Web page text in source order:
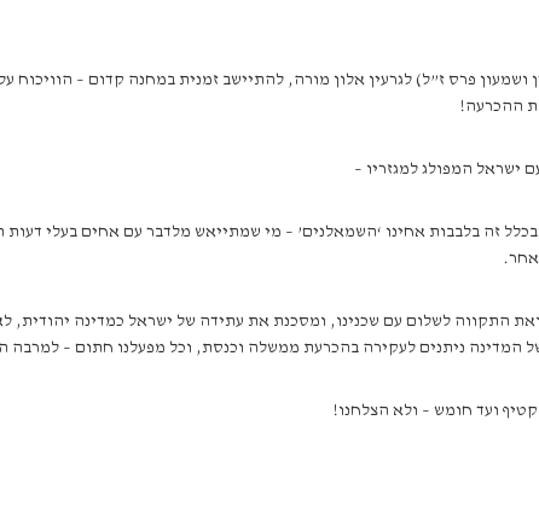
פרס ז”ל) לגרעין אלון מורה, להתיישב זמנית במחנה קדום – הוויכוח
ההכרעה!
המפולג למגזריו –
זה בלבבות אחינו ‘השמאלנים’ – מי שמתייאש מלדבר עם אחים בעלי
אחר.
התקווה לשלום עם שכנינו, ומסכנת את עתידה של ישראל כמדינה יהודית,
המדינה ניתנים לעקירה בהכרעת ממשלה וכנסת, וכל מפעלנו חתום – למרבה
ועד חומש – ולא הצלחנו!